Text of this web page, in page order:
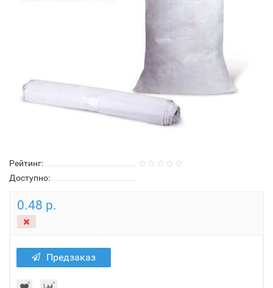
Рейтинг:
Доступно:
0.48 р.
Предзаказ